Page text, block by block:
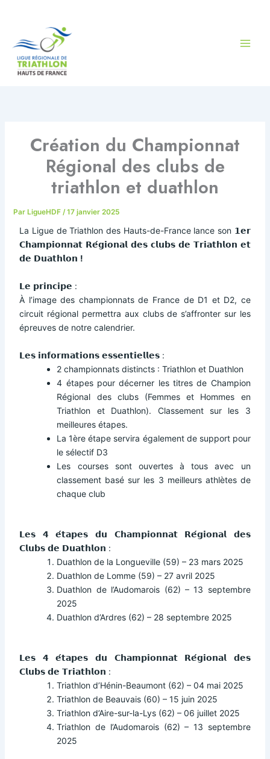
Création du Championnat
Régional des clubs de
triathlon et duathlon
ParLigueHDF /17 janvier 2025
La Ligue de Triathlon des Hauts-de-France lance son 𝟭𝗲𝗿
𝗖𝗵𝗮𝗺𝗽𝗶𝗼𝗻𝗻𝗮𝘁 𝗥𝗲́𝗴𝗶𝗼𝗻𝗮𝗹 𝗱𝗲𝘀 𝗰𝗹𝘂𝗯𝘀 𝗱𝗲 𝗧𝗿𝗶𝗮𝘁𝗵𝗹𝗼𝗻 𝗲𝘁
𝗱𝗲 𝗗𝘂𝗮𝘁𝗵𝗹𝗼𝗻 !
𝗟𝗲 𝗽𝗿𝗶𝗻𝗰𝗶𝗽𝗲 :
À l’image des championnats de France de D1 et D2, ce
circuit régional permettra aux clubs de s’affronter sur les
épreuves de notre calendrier.
𝗟𝗲𝘀 𝗶𝗻𝗳𝗼𝗿𝗺𝗮𝘁𝗶𝗼𝗻𝘀 𝗲𝘀𝘀𝗲𝗻𝘁𝗶𝗲𝗹𝗹𝗲𝘀 :
2 championnats distincts : Triathlon et Duathlon
4 étapes pour décerner les titres de Champion
Régional des clubs (Femmes et Hommes en
Triathlon et Duathlon). Classement sur les 3
meilleures étapes.
La 1ère étape servira également de support pour
le sélectif D3
Les courses sont ouvertes à tous avec un
classement basé sur les 3 meilleurs athlètes de
chaque club
𝗟𝗲𝘀 𝟰 𝗲́𝘁𝗮𝗽𝗲𝘀 𝗱𝘂 𝗖𝗵𝗮𝗺𝗽𝗶𝗼𝗻𝗻𝗮𝘁 𝗥𝗲́𝗴𝗶𝗼𝗻𝗮𝗹 𝗱𝗲𝘀
𝗖𝗹𝘂𝗯𝘀 𝗱𝗲 𝗗𝘂𝗮𝘁𝗵𝗹𝗼𝗻 :
Duathlon de la Longueville (59) – 23 mars 2025
Duathlon de Lomme (59) – 27 avril 2025
Duathlon de l’Audomarois (62) – 13 septembre
2025
Duathlon d’Ardres (62) – 28 septembre 2025
𝗟𝗲𝘀 𝟰 𝗲́𝘁𝗮𝗽𝗲𝘀 𝗱𝘂 𝗖𝗵𝗮𝗺𝗽𝗶𝗼𝗻𝗻𝗮𝘁 𝗥𝗲́𝗴𝗶𝗼𝗻𝗮𝗹 𝗱𝗲𝘀
𝗖𝗹𝘂𝗯𝘀 𝗱𝗲 𝗧𝗿𝗶𝗮𝘁𝗵𝗹𝗼𝗻 :
Triathlon d’Hénin-Beaumont (62) – 04 mai 2025
Triathlon de Beauvais (60)– 15 juin 2025
Triathlon d’Aire-sur-la-Lys (62)– 06 juillet 2025
Triathlon de l’Audomarois (62)– 13 septembre
2025